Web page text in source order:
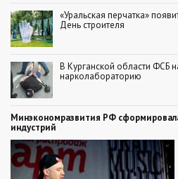
«Уральская перчатка»
День строителя
В Курганской области ФСБ
нарколабораторию
Минэкономразвития РФ
индустрий